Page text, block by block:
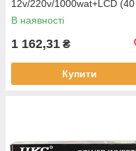
12v/220v/1000wat+LCD (40
шт./яский)
В наявності
1 162,31 ₴
Купити